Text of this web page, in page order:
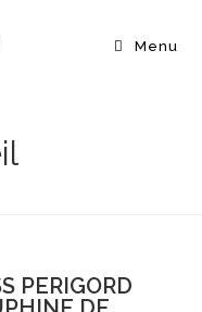
Menu
PERIGORD